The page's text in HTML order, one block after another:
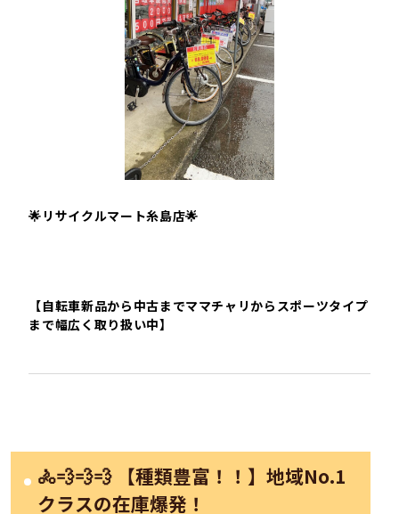
🌟リサイクルマート糸島店🌟
【自転車新品から中古までママチャリからスポーツタイプ
まで幅広く取り扱い中】
🚴💨💨💨 【種類豊富！！】地域No.1
クラスの在庫爆発！